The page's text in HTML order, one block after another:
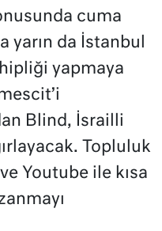
cuma
yarın da İstanbul
yapmaya
Blind, İsrailli
Topluluk
Youtube ile kısa